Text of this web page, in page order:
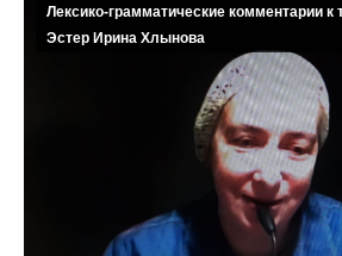
Лексико-грамматические комментарии к
Эстер Ирина Хлынова